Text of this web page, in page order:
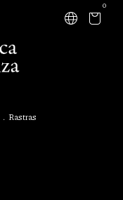
0
. Rastras